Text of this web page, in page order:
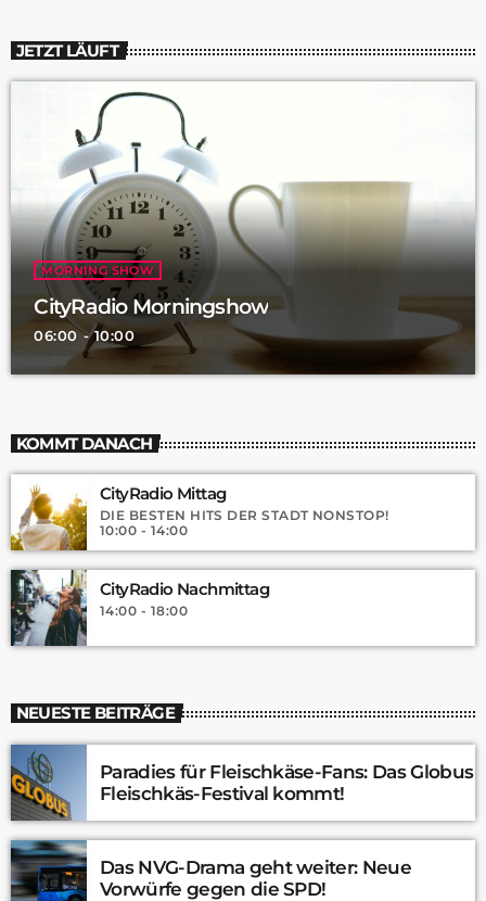
JETZT LÄUFT
MORNING SHOW
CityRadio Morningshow
06:00 - 10:00
KOMMT DANACH
CityRadio Mittag
DIE BESTEN HITS DER STADT NONSTOP!
10:00 - 14:00
CityRadio Nachmittag
14:00 - 18:00
NEUESTE BEITRÄGE
Paradies für Fleischkäse-Fans: Das Globus
Fleischkäs-Festival kommt!
Das NVG-Drama geht weiter: Neue
Vorwürfe gegen die SPD!